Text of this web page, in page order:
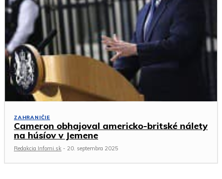
ZAHRANIČIE
Cameron obhajoval americko-britské nálety
na húsíov v Jemene
Redakcia Infomi.sk - 20. septembra 2025